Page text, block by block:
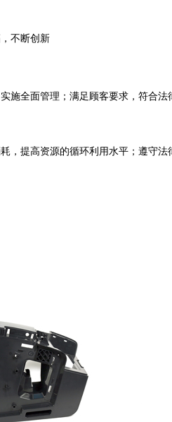
不断创新
施全面管理；满足顾客要求，符合
，提高资源的循环利用水平；遵守